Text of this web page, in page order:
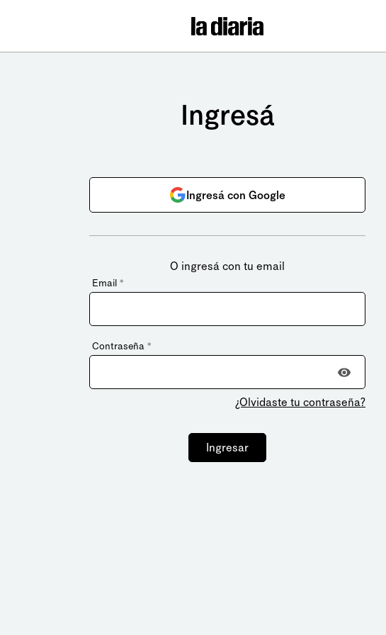
Ingresá
Ingresá con Google
O ingresá con tu email
Email *
Contraseña *
¿Olvidaste tu contraseña?
Ingresar